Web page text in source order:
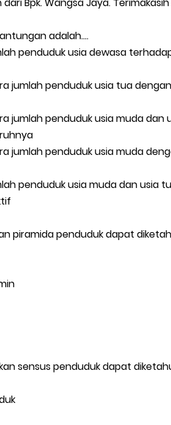
Belajar Geografi Pakai Cara Lama!
Prediksi 150 Soal TKA Geografi 2025
Pengajar Jaman Sekarang Makin
adalah….
penduduk usia dewasa
jumlah penduduk usia tua
jumlah penduduk usia muda dan
jumlah penduduk usia muda
penduduk usia muda dan usia
piramida penduduk dapat
sensus penduduk dapat